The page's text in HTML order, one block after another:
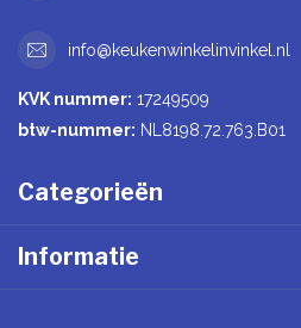
info@keukenwinkelinvinkel.nl
KVK nummer: 17249509
btw-nummer: NL8198.72.763.B01
Categorieën
Informatie